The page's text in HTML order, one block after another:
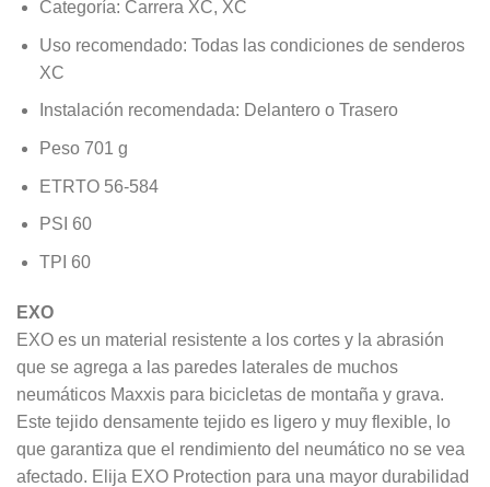
Categoría: Carrera XC, XC
Uso recomendado: Todas las condiciones de senderos
XC
Instalación recomendada: Delantero o Trasero
Peso 701 g
ETRTO 56-584
PSI 60
TPI 60
EXO
EXO es un material resistente a los cortes y la abrasión
que se agrega a las paredes laterales de muchos
neumáticos Maxxis para bicicletas de montaña y grava.
Este tejido densamente tejido es ligero y muy flexible, lo
que garantiza que el rendimiento del neumático no se vea
afectado. Elija EXO Protection para una mayor durabilidad